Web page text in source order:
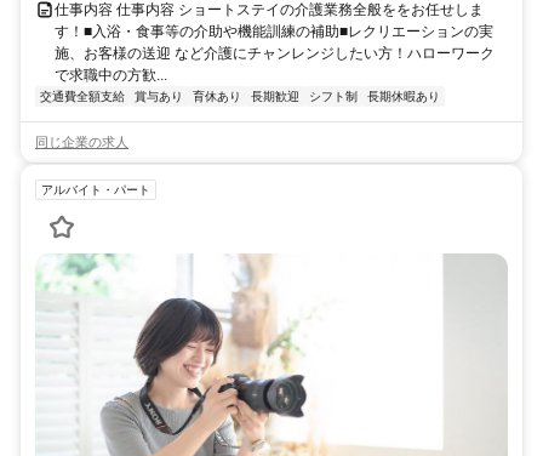
仕事内容 仕事内容 ショートステイの介護業務全般ををお任せしま
す！■入浴・食事等の介助や機能訓練の補助■レクリエーションの実
施、お客様の送迎 など介護にチャンレンジしたい方！ハローワーク
で求職中の方歓...
交通費全額支給 賞与あり 育休あり 長期歓迎 シフト制 長期休暇あり
同じ企業の求人
アルバイト・パート